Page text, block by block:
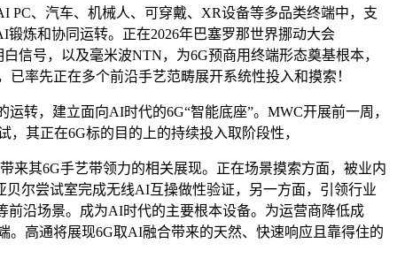
、汽车、机械人、可穿戴、XR设备等多品类终端中，支
炼和协同运转。正在2026年巴塞罗那世界挪动大会
信号，以及毫米波NTN，为6G预商用终端形态奠基根本，
率先正在多个前沿手艺范畴展开系统性投入和摸索！
，建立面向AI时代的6G“智能底座”。MWC开展前一周，
其正在6G标的目的上的持续投入取阶段性，
其6G手艺带领力的相关展现。正在场景摸索方面，被业内
尔尝试室完成无线AI互操做性验证，另一方面，引领行业
沿场景。成为AI时代的主要根本设备。为运营商降低成
。高通将展现6G取AI融合带来的天然、快速响应且靠得住的